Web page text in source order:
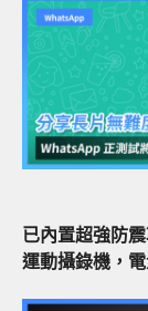
已內置超強防
運動攝錄機，